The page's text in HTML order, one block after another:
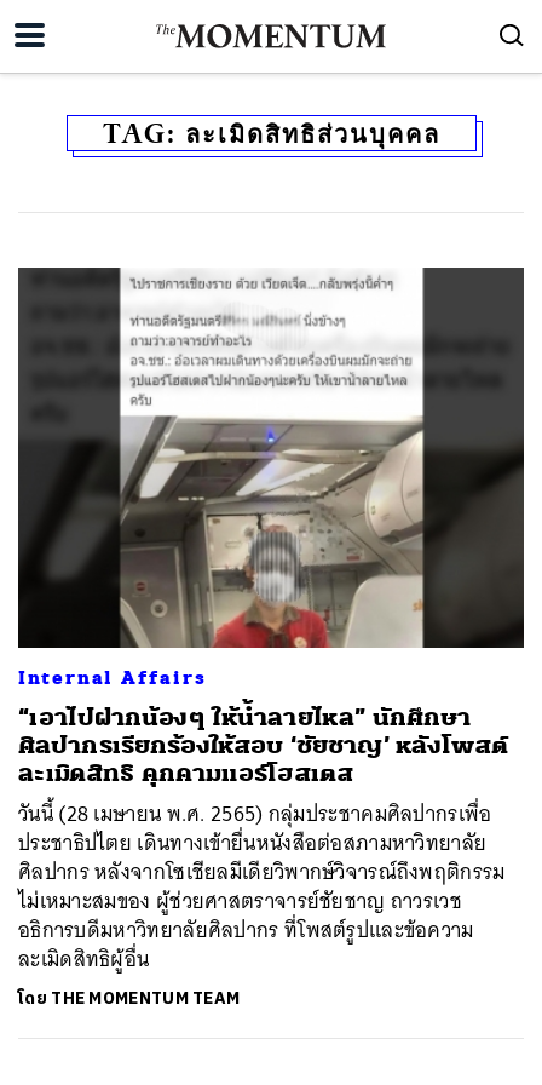
TAG: ละเมิดสิทธิส่วนบุคคล
Internal Affairs
“เอาไปฝากน้องๆ ให้น้ำลายไหล” นักศึกษา
ศิลปากรเรียกร้องให้สอบ ‘ชัยชาญ’ หลังโพสต์
ละเมิดสิทธิ คุกคามแอร์โฮสเตส
วันนี้ (28 เมษายน พ.ศ. 2565) กลุ่มประชาคมศิลปากรเพื่อ
ประชาธิปไตย เดินทางเข้ายื่นหนังสือต่อสภามหาวิทยาลัย
ศิลปากร หลังจากโซเชียลมีเดียวิพากษ์วิจารณ์ถึงพฤติกรรม
ไม่เหมาะสมของ ผู้ช่วยศาสตราจารย์ชัยชาญ ถาวรเวช
อธิการบดีมหาวิทยาลัยศิลปากร ที่โพสต์รูปและข้อความ
ละเมิดสิทธิผู้อื่น
โดย THE MOMENTUM TEAM
SHARE TWEET